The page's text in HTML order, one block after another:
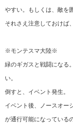
やすい。もしくは、敵を
それさえ注意しておけば
※モンテスマ大陸※
緑のギガスと戦闘になる
い。
倒すと、イベント発生。
イベント後、ノースオー
が通行可能になっている